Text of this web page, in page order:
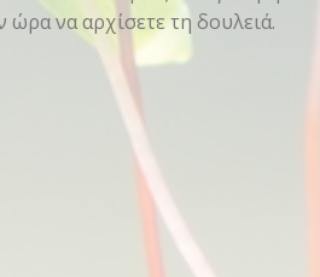
να αρχίσετε τη δουλειά.